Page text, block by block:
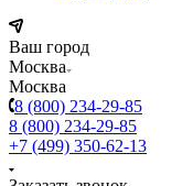
Ваш город
Москва
Москва
8 (800) 234-29-85
8 (800) 234-29-85
+7 (499) 350-62-13